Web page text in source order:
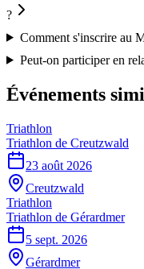
?
Comment s'inscrire au
Peut-on participer en
Événements
Triathlon
Triathlon de Creutzwald
23 août 2026
Creutzwald
Triathlon
Triathlon de Gérardmer
5 sept. 2026
Gérardmer